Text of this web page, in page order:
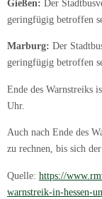
Gießen: Der
geringfügig betroffen
Marburg: Der
geringfügig betroffen
Ende des Warnstreiks
Uhr.
Auch nach Ende des
zu rechnen, bis sich
Quelle: https://
warnstreik-in-hessen-